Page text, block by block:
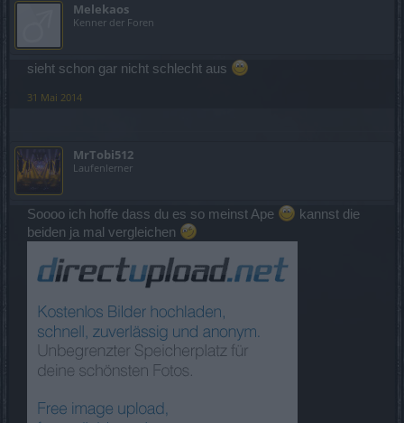
Melekaos
Kenner der Foren
sieht schon gar nicht schlecht aus
31 Mai 2014
MrTobi512
Laufenlerner
Soooo ich hoffe dass du es so meinst Ape
kannst die
beiden ja mal vergleichen